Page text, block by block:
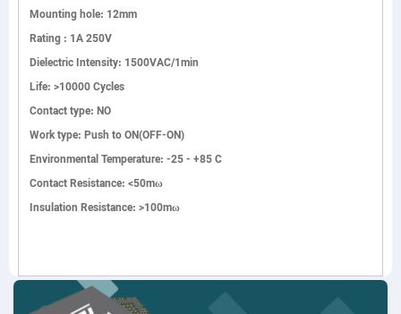
Mounting hole: 12mm
Rating : 1A 250V
Dielectric Intensity: 1500VAC/1min
Life: >10000 Cycles
Contact type: NO
Work type: Push to ON(OFF-ON)
Environmental Temperature: -25 - +85 C
Contact Resistance: <50mω
Insulation Resistance: >100mω